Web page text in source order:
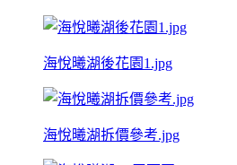
海悅曦湖後花園1.jpg
海悅曦湖拆價參考.jpg